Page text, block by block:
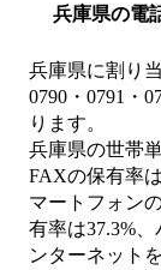
兵庫県の電
兵庫県に割り
0790・0791・
ります。
兵庫県の世帯
FAXの保有率
マートフォン
有率は37.3%
ンターネット